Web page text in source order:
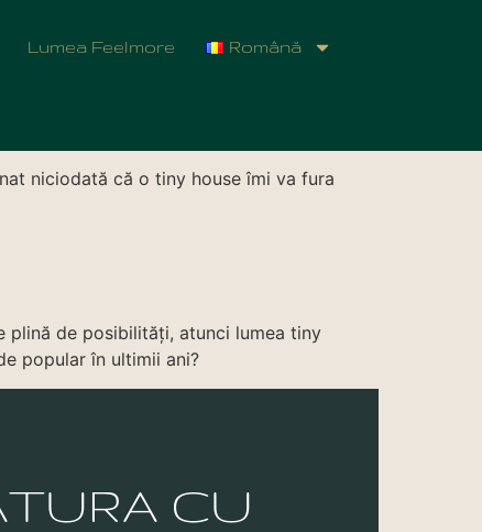
Lumea Feelmore Română
deasupra orașului
niciodată că o tiny house îmi va fura
plină de posibilități, atunci lumea tiny
popular în ultimii ani?
CU